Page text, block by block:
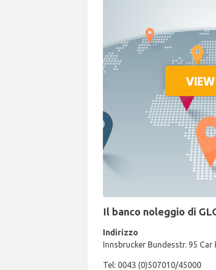
Il banco noleggio di
Indirizzo
Innsbrucker Bundesstr. 95
Tel: 0043 (0)507010/45000